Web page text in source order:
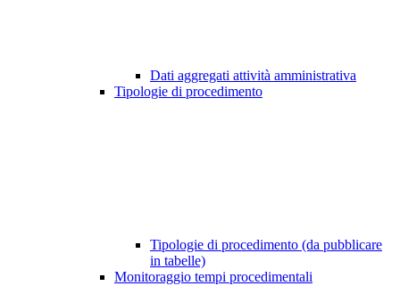
Dati aggregati attività amministrativa
Tipologie di procedimento
Tipologie di procedimento (da pubblicare
in tabelle)
Monitoraggio tempi procedimentali